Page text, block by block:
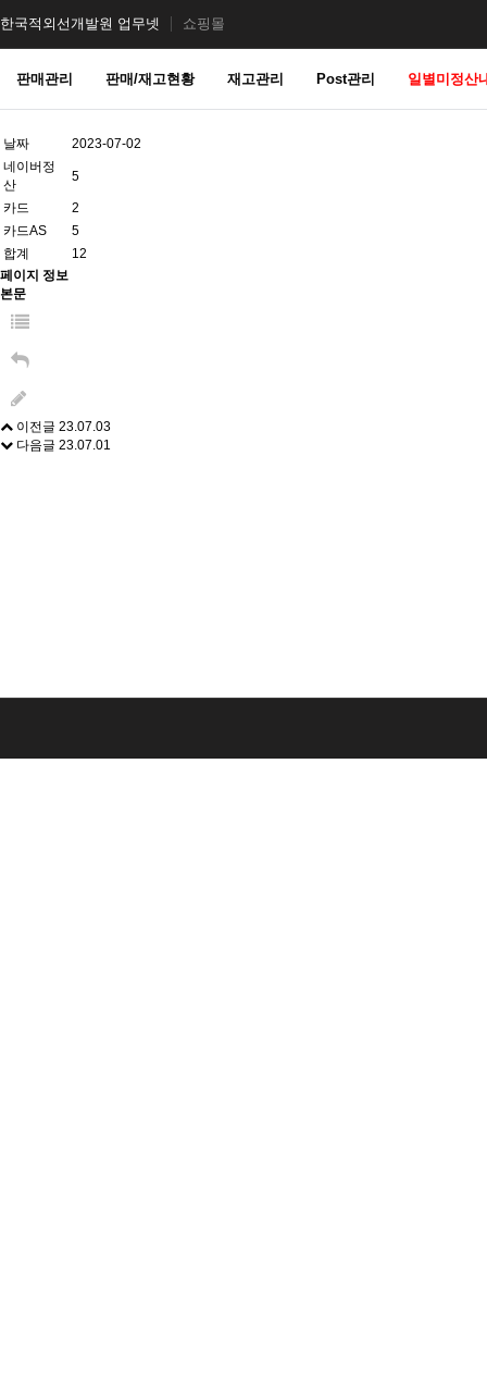
한국적외선개발원 업무넷 쇼핑몰
판매관리 판매/재고현황 재고관리 Post관리 일별미정산
날짜
2023-07-02
네이버정
산
5
카드
2
카드AS
5
합계
12
페이지 정보
본문
이전글 23.07.03
다음글 23.07.01